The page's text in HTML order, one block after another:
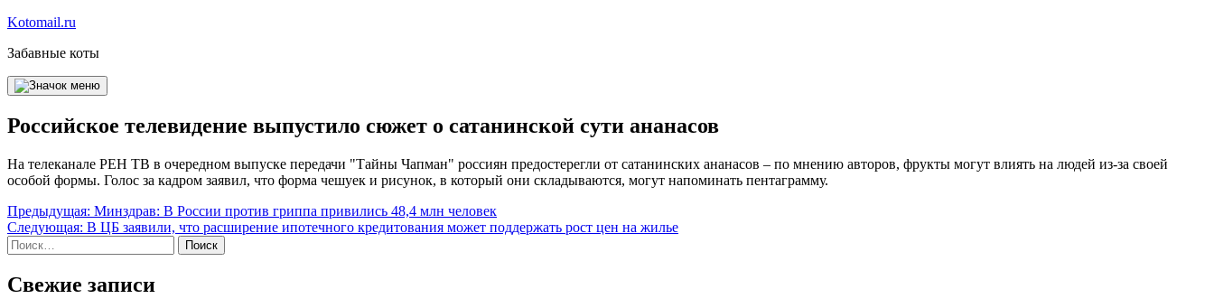
Перейти
содержимому
Kotomail.ru
Забавные коты
Российское телевидение выпустило сюжет о сатанинской сути ананасов
На телеканале РЕН ТВ в очередном выпуске передачи "Тайны Чапман" россиян предостерегли от сатанинских ананасов – по мнению авторов, фрукты могут влиять на людей из-за своей
особой формы. Голос за кадром заявил, что форма чешуек и рисунок, в который они складываются, могут напоминать пентаграмму.
Навигация
по
записям
Предыдущая: Минздрав: В России против гриппа привились 48,4 млн человек
Следующая: В ЦБ заявили, что расширение ипотечного кредитования может поддержать рост цен на жилье
Найти:
Свежие записи